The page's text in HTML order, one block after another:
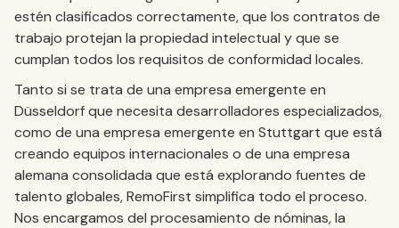
estén clasificados correctamente, que los contratos de
trabajo protejan la propiedad intelectual y que se
cumplan todos los requisitos de conformidad locales.
Tanto si se trata de una empresa emergente en
Düsseldorf que necesita desarrolladores especializados,
como de una empresa emergente en Stuttgart que está
creando equipos internacionales o de una empresa
alemana consolidada que está explorando fuentes de
talento globales, RemoFirst simplifica todo el proceso.
Nos encargamos del procesamiento de nóminas, la